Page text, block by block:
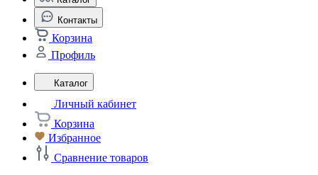
Контакты
Корзина
Профиль
Каталог
Личный кабинет
Корзина
Избранное
Сравнение товаров